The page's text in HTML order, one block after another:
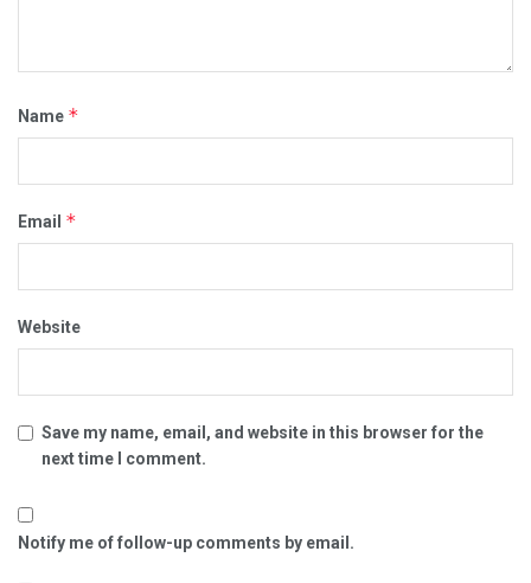
Name *
Email *
Website
Save my name, email, and website in this browser for the
next time I comment.
Notify me of follow-up comments by email.